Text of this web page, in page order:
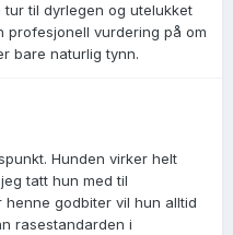
til dyrlegen og utelukket
profesjonell vurdering på om
bare naturlig tynn.
Hunden virker helt
tatt hun med til
godbiter vil hun alltid
rasestandarden i